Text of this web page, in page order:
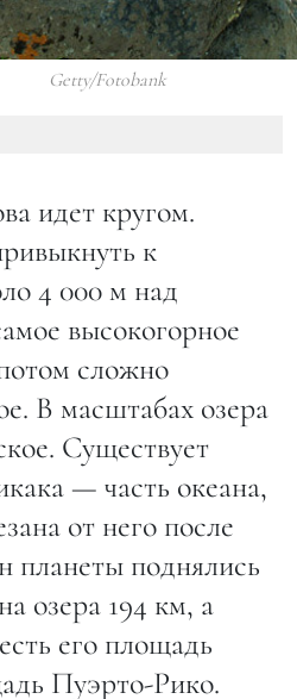
Getty/Fotobank
идет кругом.
к
4 000 м над
высокогорное
сложно
В масштабах озера
Существует
— часть океана,
от него после
планеты поднялись
озера 194 км, а
его площадь
Пуэрто-Рико.